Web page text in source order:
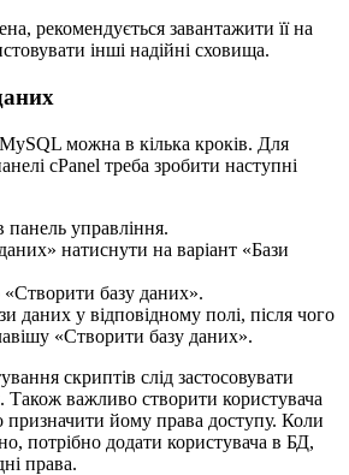
рекомендується завантажити її на
інші надійні сховища.
можна в кілька кроків. Для
cPanel треба зробити наступні
панель управління.
натиснути на варіант «Бази
базу даних».
даних у відповідному полі, після чого
«Створити базу даних».
скриптів слід застосовувати
Також важливо створити користувача
призначити йому права доступу. Коли
потрібно додати користувача в БД,
права.